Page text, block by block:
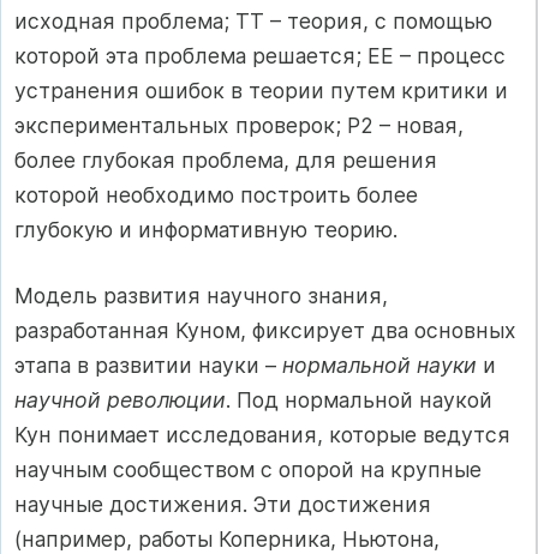
исходная проблема; ТТ – теория, с помощью
которой эта проблема решается; ЕЕ – процесс
устранения ошибок в теории путем критики и
экспериментальных проверок; Р2 – новая,
более глубокая проблема, для решения
которой необходимо построить более
глубокую и информативную теорию.
Модель развития научного знания,
разработанная Куном, фиксирует два основных
этапа в развитии науки – нормальной науки и
научной революции. Под нормальной наукой
Кун понимает исследования, которые ведутся
научным сообществом с опорой на крупные
научные достижения. Эти достижения
(например, работы Коперника, Ньютона,